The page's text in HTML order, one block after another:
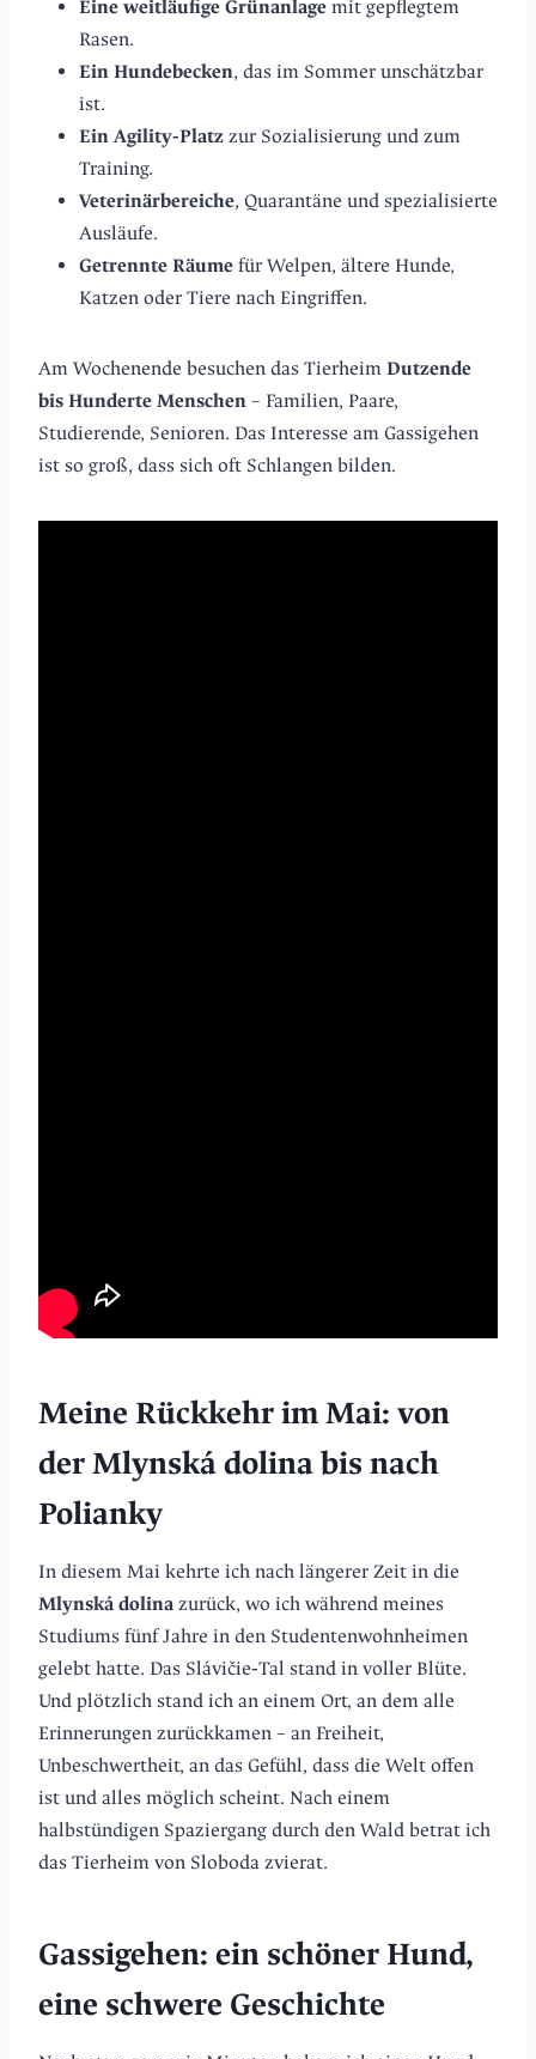
Eine weitläufige Grünanlage mit gepflegtem
Rasen.
Ein Hundebecken, das im Sommer unschätzbar
ist.
Ein Agility‑Platz zur Sozialisierung und zum
Training.
Veterinärbereiche, Quarantäne und spezialisierte
Ausläufe.
Getrennte Räume für Welpen, ältere Hunde,
Katzen oder Tiere nach Eingriffen.
Am Wochenende besuchen das Tierheim Dutzende
bis Hunderte Menschen – Familien, Paare,
Studierende, Senioren. Das Interesse am Gassigehen
ist so groß, dass sich oft Schlangen bilden.
Meine Rückkehr im Mai: von
der Mlynská dolina bis nach
Polianky
In diesem Mai kehrte ich nach längerer Zeit in die
Mlynská dolinazurück, wo ich während meines
Studiums fünf Jahre in den Studentenwohnheimen
gelebt hatte. Das Slávičie‑Tal stand in voller Blüte.
Und plötzlich stand ich an einem Ort, an dem alle
Erinnerungen zurückkamen – an Freiheit,
Unbeschwertheit, an das Gefühl, dass die Welt offen
ist und alles möglich scheint. Nach einem
halbstündigen Spaziergang durch den Wald betrat ich
das Tierheim von Sloboda zvierat.
Gassigehen: ein schöner Hund,
eine schwere Geschichte